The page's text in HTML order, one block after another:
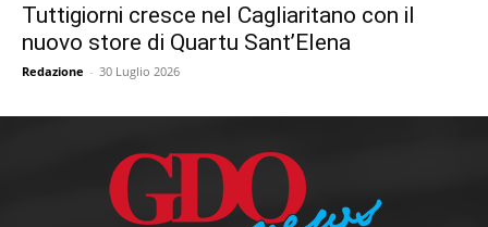
Tuttigiorni cresce nel Cagliaritano con il
nuovo store di Quartu Sant’Elena
Redazione - 30 Luglio 2026